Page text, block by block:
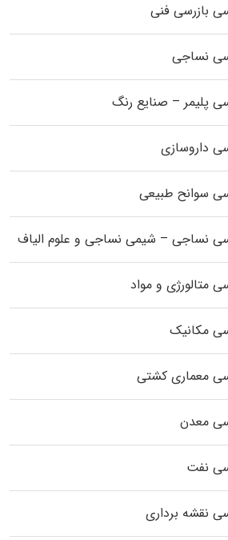
بازرسی فنی
نساجی
پلیمر – صنایع رنگ
داروسازی
سوانح طبیعی
نساجی – شیمی نساجی و علوم الیاف
متالورژی و مواد
مکانیک
معماری کشتی
معدن
نفت
نقشه برداری